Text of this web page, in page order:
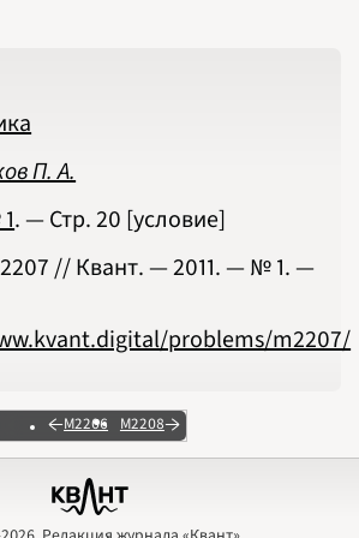
П. А.
. — Стр.20 [условие]
// Квант. — 2011. — № 1. —
problems/m2207/
М2206 М2208